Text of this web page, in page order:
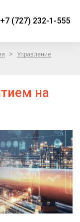
+7 (727) 232-1-555
>
Управление
на